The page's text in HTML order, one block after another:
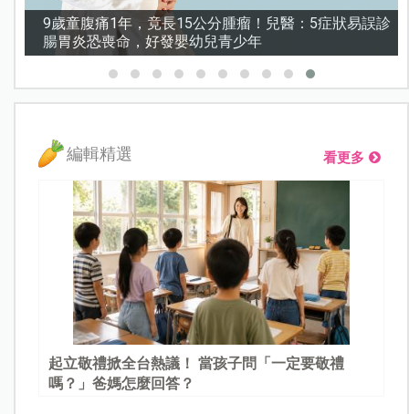
謝沛恩︱挺孕肚甜喊「想生五個」！孕期照樣睡地板，
甜曝老公「摔斷手」反變求婚契機
編輯精選 看更多
起立敬禮掀全台熱議！ 當孩子問「一定要敬禮
嗎？」爸媽怎麼回答？